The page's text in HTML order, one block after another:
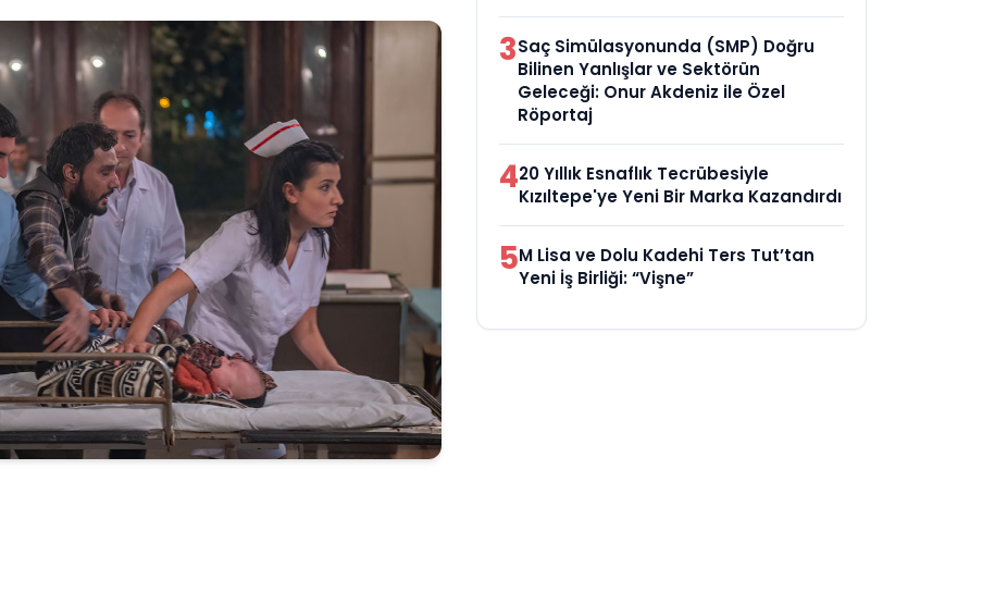
3Saç Simülasyonunda (SMP) Doğru
Bilinen Yanlışlar ve Sektörün
Geleceği: Onur Akdeniz ile Özel
Röportaj
420 Yıllık Esnaflık Tecrübesiyle
Kızıltepe'ye Yeni Bir Marka Kazandırdı
5M Lisa ve Dolu Kadehi Ters Tut’tan
Yeni İş Birliği: “Vişne”